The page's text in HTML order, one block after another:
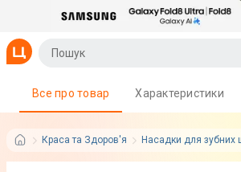
Краса та Здоров'я Насадки для зубних
Все про товар Характеристики